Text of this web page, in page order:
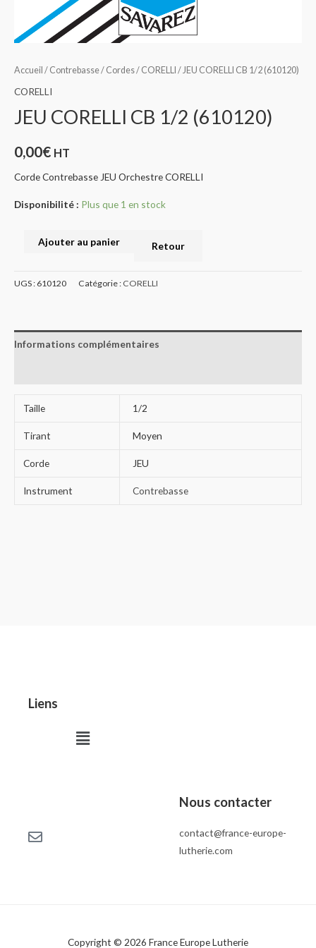
Accueil / Contrebasse/ Cordes/ CORELLI / JEU CORELLI CB 1/2 (610120)
CORELLI
JEU CORELLI CB 1/2 (610120)
0,00€ HT
Corde Contrebasse JEU Orchestre CORELLI
Disponibilité : Plus que 1 en stock
Ajouter au panier Retour
UGS : 610120 Catégorie : CORELLI
Informations complémentaires
Taille 1/2
Tirant Moyen
Corde JEU
Instrument Contrebasse
Liens
Menu
Nous contacter
contact@france-europe-
lutherie.com
Copyright © 2026 France Europe Lutherie